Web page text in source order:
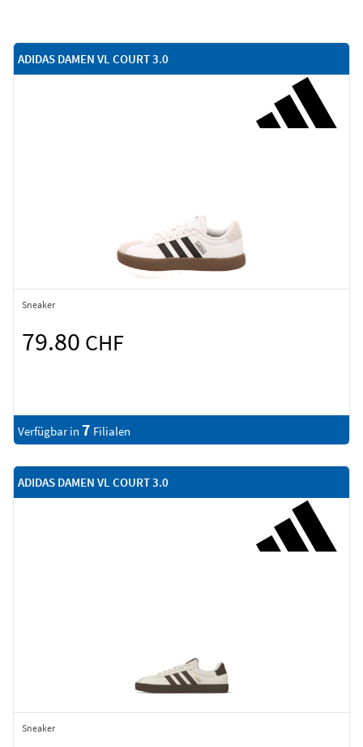
ADIDAS DAMEN VL COURT 3.0
Sneaker
79.80 CHF
Verfügbar in 7 Filialen
ADIDAS DAMEN VL COURT 3.0
Sneaker